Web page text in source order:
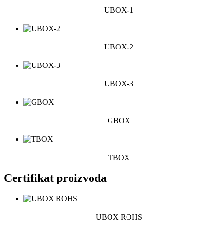
UBOX-1
UBOX-2
UBOX-3
GBOX
TBOX
Certifikat proizvoda
UBOX ROHS